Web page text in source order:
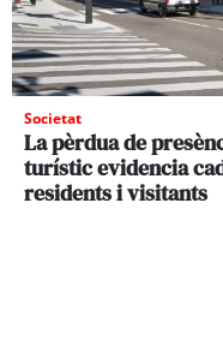
Societat
La pèrdua de
turístic evidencia
residents i visitants